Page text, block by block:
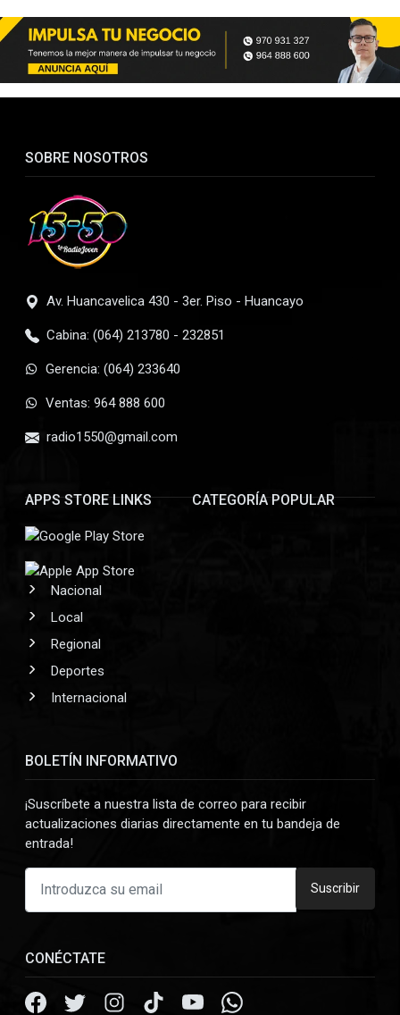
SOBRE NOSOTROS
Av. Huancavelica 430 - 3er. Piso - Huancayo
Cabina: (064) 213780 - 232851
Gerencia: (064) 233640
Ventas: 964 888 600
radio1550@gmail.com
APPS STORE LINKS CATEGORÍA POPULAR
Nacional
Local
Regional
Deportes
Internacional
BOLETÍN INFORMATIVO
¡Suscríbete a nuestra lista de correo para recibir
actualizaciones diarias directamente en tu bandeja de
entrada!
Suscribir
CONÉCTATE